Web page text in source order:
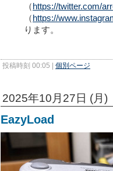
（https://twitter.com/
（https://
ります。
投稿時刻 00:05 | 個別ページ
2025年10月27日 (月)
EazyLoad